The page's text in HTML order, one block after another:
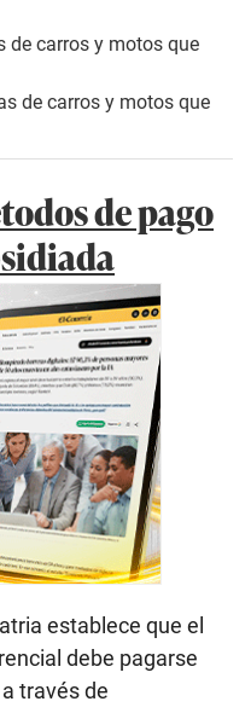
de carros y motos que
de carros y motos que
de pago
establece que el
debe pagarse
través de